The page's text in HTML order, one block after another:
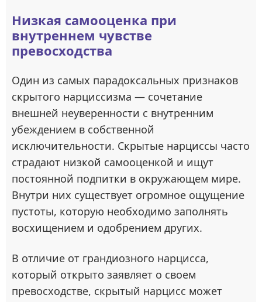
Низкая самооценка при
внутреннем чувстве
превосходства
Один из самых парадоксальных признаков
скрытого нарциссизма — сочетание
внешней неуверенности с внутренним
убеждением в собственной
исключительности. Скрытые нарциссы часто
страдают низкой самооценкой и ищут
постоянной подпитки в окружающем мире.
Внутри них существует огромное ощущение
пустоты, которую необходимо заполнять
восхищением и одобрением других.
В отличие от грандиозного нарцисса,
который открыто заявляет о своем
превосходстве, скрытый нарцисс может